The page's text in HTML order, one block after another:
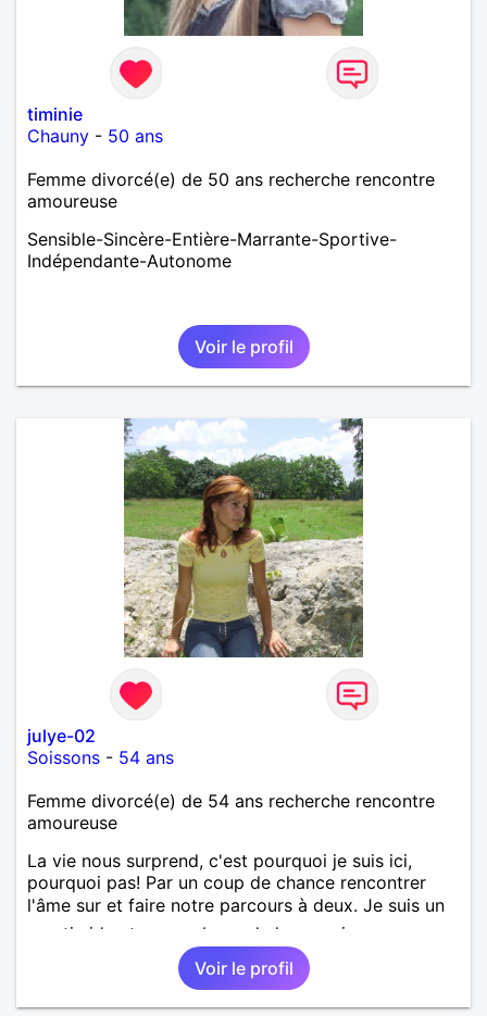
timinie
Chauny - 50 ans
Femme divorcé(e) de 50 ans recherche rencontre
amoureuse
Sensible-Sincère-Entière-Marrante-Sportive-
Indépendante-Autonome
Voir le profil
julye-02
Soissons - 54 ans
Femme divorcé(e) de 54 ans recherche rencontre
amoureuse
La vie nous surprend, c'est pourquoi je suis ici,
pourquoi pas! Par un coup de chance rencontrer
l'âme sur et faire notre parcours à deux. Je suis un
peu timide et un peu bavarde lorsque je me sens
bien. J'attends de vos nouvelles.
Voir le profil